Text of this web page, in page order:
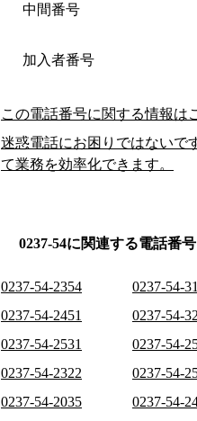
中間番号
加入者番号
この電話番号に関する情報は
迷惑電話にお困りではないで
て業務を効率化できます。
0237-54に関連する電話番号
0237-54-2354 0237-54-
0237-54-2451
0237-54-
0237-54-2531
0237-54-
0237-54-2322
0237-54-
0237-54-2035
0237-54-